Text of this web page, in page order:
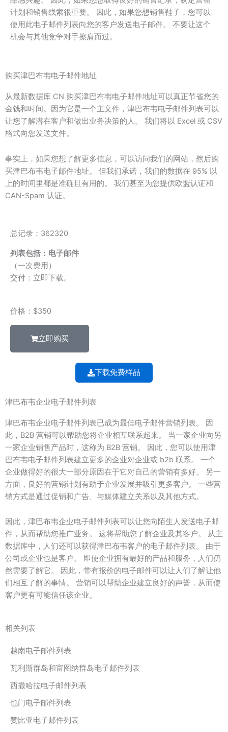
计划和销售线索很重要。 因此，如果您想销售鞋子，您可以
使用此电子邮件列表向您的客户发送电子邮件。 不要让这个
机会与其他竞争对手擦肩而过。
购买津巴布韦电子邮件地址
从最新数据库 CN 购买津巴布韦电子邮件地址可以真正节省您的
金钱和时间。因为它是一个主文件，津巴布韦电子邮件列表可以
让您了解潜在客户和做出业务决策的人。 我们将以 Excel 或 CSV
格式向您发送文件。
事实上，如果您想了解更多信息，可以访问我们的网站，然后购
买津巴布韦电子邮件地址。 但我们承诺，我们的数据在 95% 以
上的时间里都是准确且有用的。 我们甚至为您提供欧盟认证和
CAN-Spam 认证。
总记录：362320
列表包括：电子邮件
（一次费用）
交付：立即下载。
价格：$350
立即购买
下载免费样品
津巴布韦企业电子邮件列表
津巴布韦企业电子邮件列表已成为最佳电子邮件营销列表。 因
此，B2B 营销可以帮助您将企业相互联系起来。 当一家企业向另
一家企业销售产品时，这称为 B2B 营销。 因此，您可以使用津
巴布韦电子邮件列表建立更多的企业对企业或 b2b 联系。 一个
企业做得好的很大一部分原因在于它对自己的营销有多好。 另一
方面，良好的营销计划有助于企业发展并吸引更多客户。 一些营
销方式是通过促销和广告、与媒体建立关系以及其他方式。
因此，津巴布韦企业电子邮件列表可以让您向陌生人发送电子邮
件，从而帮助您推广业务。 这将帮助您了解企业及其客户。 从主
数据库中，人们还可以获得津巴布韦客户的电子邮件列表。 由于
公司或企业也是客户。 即使企业拥有最好的产品和服务，人们仍
然需要了解它。 因此，带有报价的电子邮件可以让人们了解让他
们相互了解的事情。 营销可以帮助企业建立良好的声誉，从而使
客户更有可能信任该企业。
相关列表
越南电子邮件列表
瓦利斯群岛和富图纳群岛电子邮件列表
西撒哈拉电子邮件列表
也门电子邮件列表
赞比亚电子邮件列表